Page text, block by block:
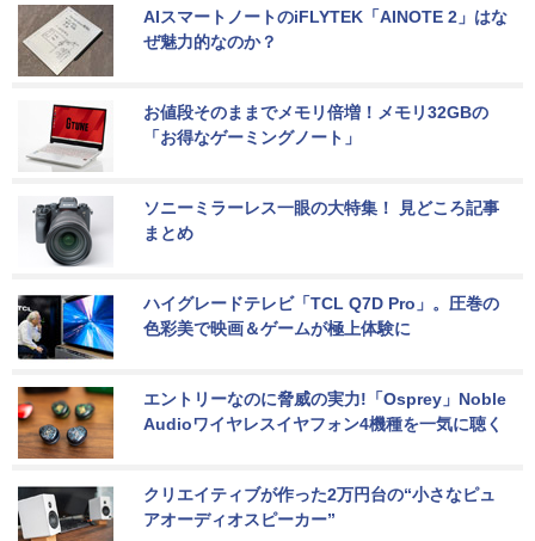
AIスマートノートのiFLYTEK「AINOTE 2」はな
ぜ魅力的なのか？
お値段そのままでメモリ倍増！メモリ32GBの
「お得なゲーミングノート」
ソニーミラーレス一眼の大特集！ 見どころ記事
まとめ
ハイグレードテレビ「TCL Q7D Pro」。圧巻の
色彩美で映画＆ゲームが極上体験に
エントリーなのに脅威の実力!「Osprey」Noble
Audioワイヤレスイヤフォン4機種を一気に聴く
クリエイティブが作った2万円台の“小さなピュ
アオーディオスピーカー”